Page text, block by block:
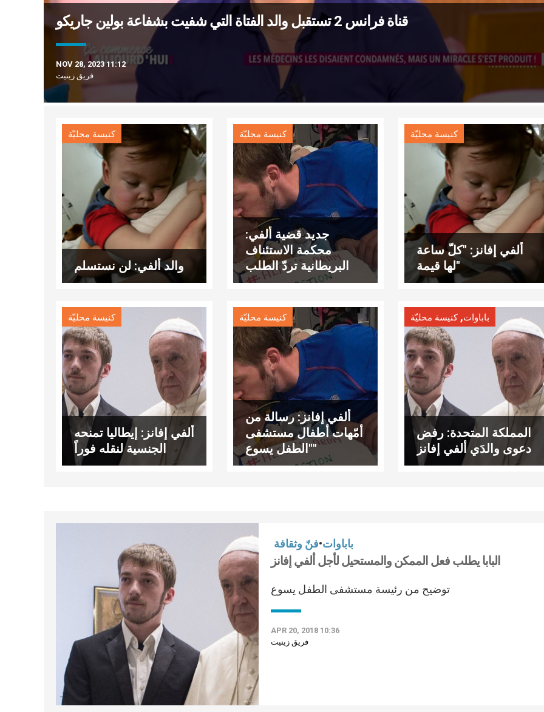
قناة فرانس 2 تستقبل والد الفتاة التي شفيت بشفاعة بولين جاريكو
NOV 28, 2023 11:12
فريق زينيت
كنيسة محليّة
والد ألفي: لن نستسلم
كنيسة محليّة
جديد قضية ألفي:
محكمة الاستئناف
البريطانية تردّ الطلب
الأخير!
كنيسة محليّة
ألفي إفانز: "كلّ ساعة
لها قيمة"
كنيسة محليّة
ألفي إفانز: إيطاليا تمنحه
الجنسية لنقله فوراً
كنيسة محليّة
ألفي إفانز: رسالة من
أمّهات أطفال مستشفى
"الطفل يسوع"
باباوات,كنيسة محليّة
المملكة المتحدة: رفض
دعوى والدَي ألفي إفانز
باباوات•فنّ وثقافة
البابا يطلب فعل الممكن والمستحيل لأجل ألفي إفانز
توضيح من رئيسة مستشفى الطفل يسوع
APR 20, 2018 10:36
فريق زينيت